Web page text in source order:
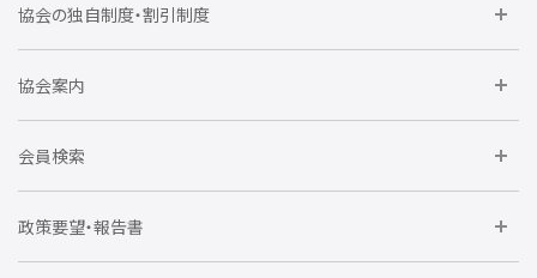
委員会に参加しよう
要望活動に参加しよう
協会の独自制度・割引制度
住宅瑕疵担保責任保険割引制度
全住協NET
不動産後見アドバイザー資格講習
会
協会案内
運営組織
トライアル会員制度
会員検索
企業会員
政策要望・報告書